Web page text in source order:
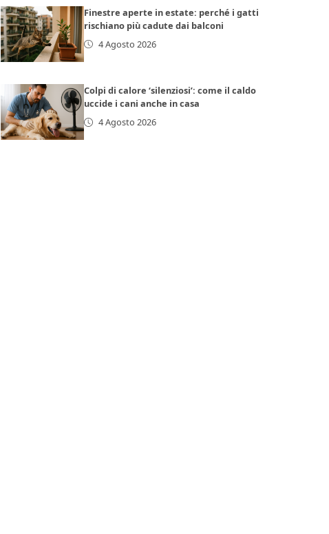
Finestre aperte in estate: perché i gatti
rischiano più cadute dai balconi
4 Agosto 2026
Colpi di calore ‘silenziosi’: come il caldo
uccide i cani anche in casa
4 Agosto 2026